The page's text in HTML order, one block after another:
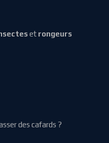
et rongeurs
des cafards ?